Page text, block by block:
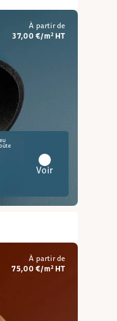
À partir de
37,00 €/m² HT
Voir
À partir de
75,00 €/m² HT